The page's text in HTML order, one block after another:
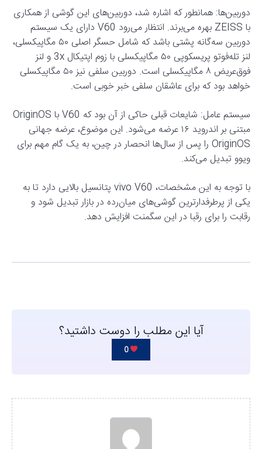
دوربین‌ها: همانطور که اشاره شد، دوربین‌های این گوشی از همکاری
با ZEISS بهره می‌برند. انتظار می‌رود V60 دارای یک سیستم
دوربین سه‌گانه پشتی باشد که شامل حسگر اصلی ۵۰ مگاپیکسلی،
لنز تله‌فوتو پریسکوپی ۵۰ مگاپیکسلی با زوم اپتیکال 3x و لنز
فوق‌عریض ۸ مگاپیکسلی است. دوربین سلفی نیز ۵۰ مگاپیکسلی
خواهد بود که برای عاشقان سلفی خبر خوبی است.
سیستم عامل: شایعات قبلی حاکی از آن بود که V60 با OriginOS
مبتنی بر اندروید ۱۶ عرضه می‌شود. این موضوع، عرضه جهانی
OriginOS را پس از سال‌ها انحصار در چین، به یک گام مهم برای
ویوو تبدیل می‌کند.
با توجه به این مشخصات، vivo V60 پتانسیل بالایی دارد تا به
یکی از پرطرفدارترین گوشی‌های میان‌رده در بازار تبدیل شود و
رقابت را برای رقبا در این سگمنت افزایش دهد.
آیا این مطلب را دوست داشتید؟
0